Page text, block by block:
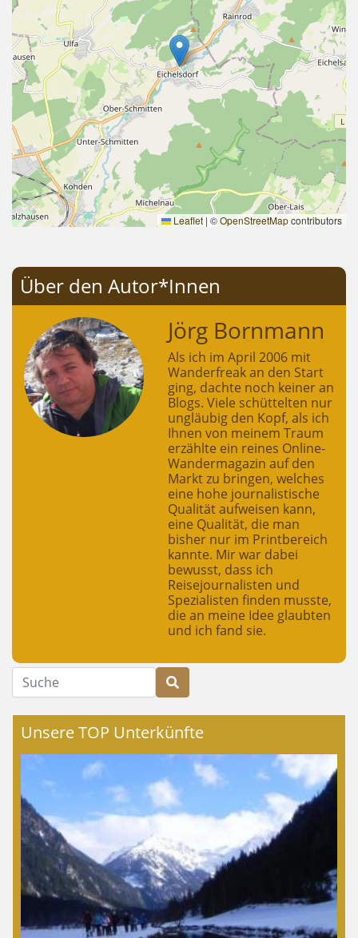
Leaflet | ©OpenStreetMapcontributors
Über den Autor*Innen
Jörg Bornmann
Als ich im April 2006 mit
Wanderfreak an den Start
ging, dachte noch keiner an
Blogs. Viele schüttelten nur
ungläubig den Kopf, als ich
Ihnen von meinem Traum
erzählte ein reines Online-
Wandermagazin auf den
Markt zu bringen, welches
eine hohe journalistische
Qualität aufweisen kann,
eine Qualität, die man
bisher nur im Printbereich
kannte. Mir war dabei
bewusst, dass ich
Reisejournalisten und
Spezialisten finden musste,
die an meine Idee glaubten
und ich fand sie.
Suche
Unsere TOP Unterkünfte